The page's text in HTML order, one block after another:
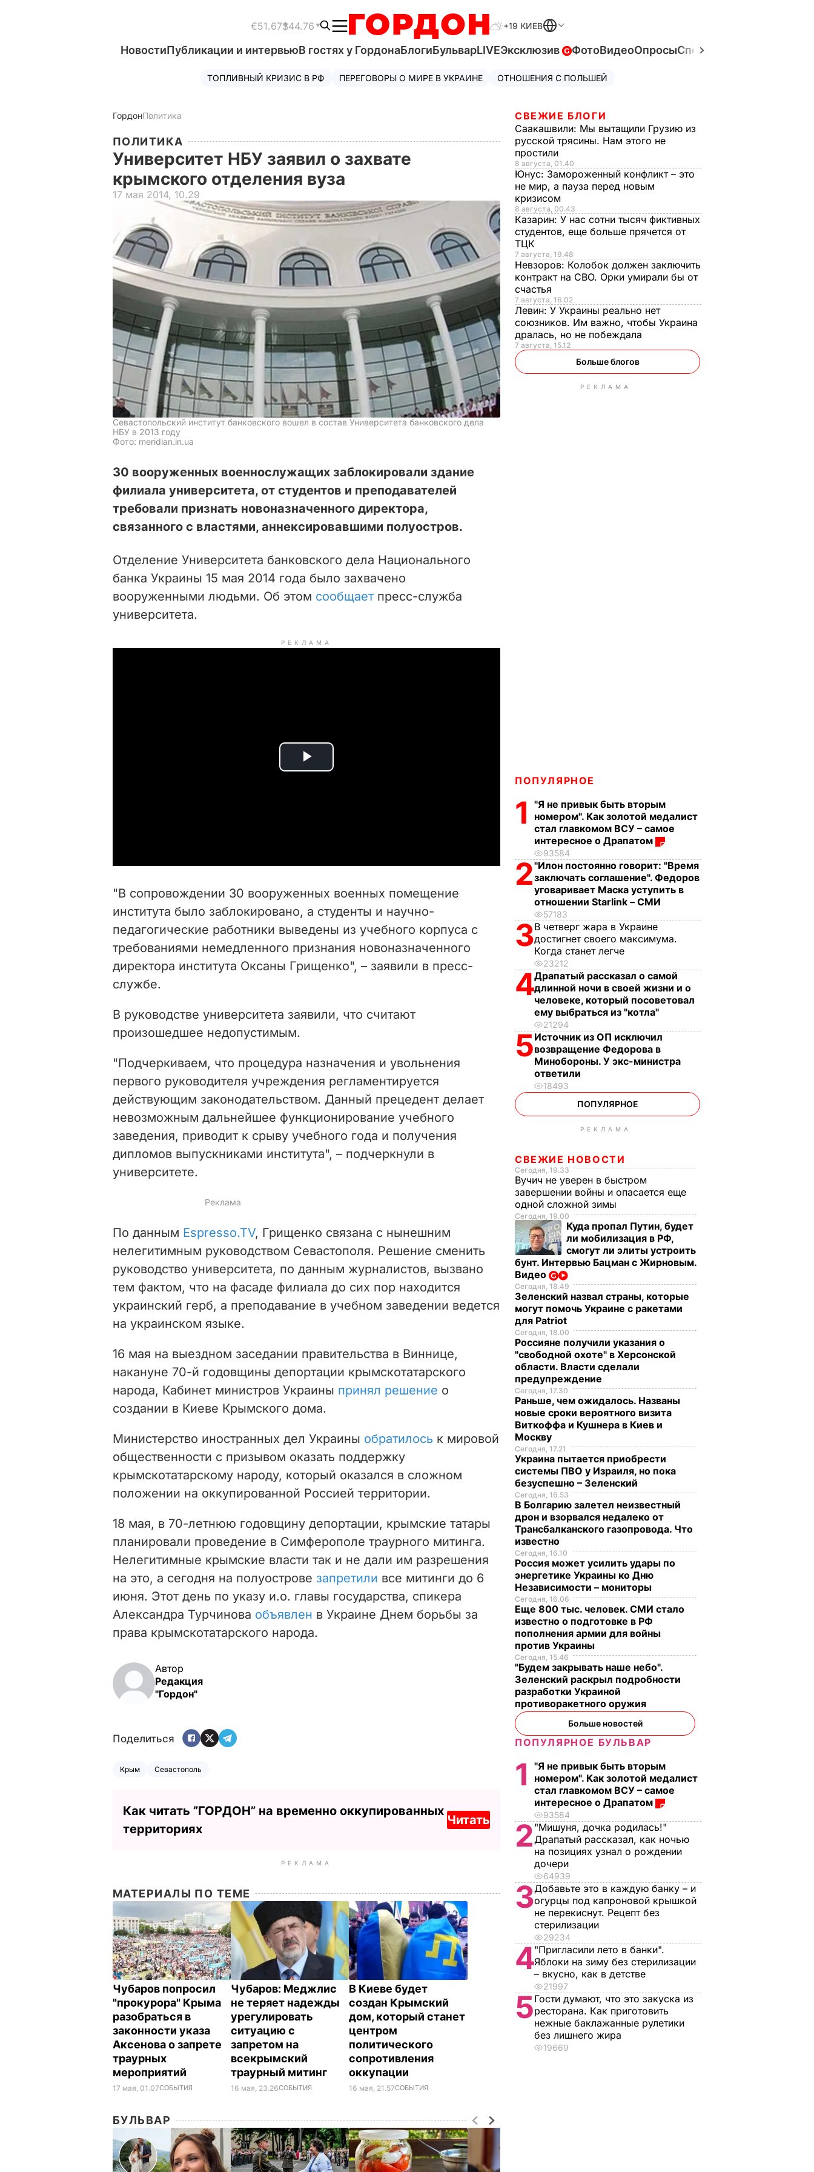
€51.67$44.76 +19 КИЕВ
НовостиПубликации и интервьюВ гостях у ГордонаБлогиБульварLIVEЭксклюзив ФотоВидеоОпросыСпецпроекты
ТОПЛИВНЫЙ КРИЗИС В РФ ПЕРЕГОВОРЫ О МИРЕ В УКРАИНЕ ОТНОШЕНИЯ С ПОЛЬШЕЙ
ГордонПолитика
ПОЛИТИКА
Университет НБУ заявил о захвате
крымского отделения вуза
17 мая 2014, 10.29
Севастопольский институт банковского вошел в состав Университета банковского дела
НБУ в 2013 году
Фото: meridian.in.ua
30 вооруженных военнослужащих заблокировали здание
филиала университета, от студентов и преподавателей
требовали признать новоназначенного директора,
связанного с властями, аннексировавшими полуостров.
Отделение Университета банковского дела Национального
банка Украины 15 мая 2014 года было захвачено
вооруженными людьми. Об этом сообщаетпресс-служба
университета.
РЕКЛАМА
P
i
d
e
"В сопровождении 30 вооруженных военных помещение
института было заблокировано, а студенты и научно-
педагогические работники выведены из учебного корпуса с
требованиями немедленного признания новоназначенного
директора института Оксаны Грищенко", – заявили в пресс-
службе.
В руководстве университета заявили, что считают
произошедшее недопустимым.
"Подчеркиваем, что процедура назначения и увольнения
первого руководителя учреждения регламентируется
действующим законодательством. Данный прецедент делает
невозможным дальнейшее функционирование учебного
заведения, приводит к срыву учебного года и получения
дипломов выпускниками института", – подчеркнули в
университете.
По данным Espresso.TV, Грищенко связана с нынешним
нелегитимным руководством Севастополя. Решение сменить
руководство университета, по данным журналистов, вызвано
тем фактом, что на фасаде филиала до сих пор находится
украинский герб, а преподавание в учебном заведении ведется
на украинском языке.
16 мая на выездном заседании правительства в Виннице,
накануне 70-й годовщины депортации крымскотатарского
народа, Кабинет министров Украины принял решение о
создании в Киеве Крымского дома.
Министерство иностранных дел Украины обратилось к мировой
общественности с призывом оказать поддержку
крымскотатарскому народу, который оказался в сложном
положении на оккупированной Россией территории.
18 мая, в 70-летнюю годовщину депортации, крымские татары
планировали проведение в Симферополе траурного митинга.
Нелегитимные крымские власти так и не дали им разрешения
на это, а сегодня на полуострове запретили все митинги до 6
июня. Этот день по указу и.о. главы государства, спикера
Александра Турчинова объявлен в Украине Днем борьбы за
права крымскотатарского народа.
Автор
Редакция
"Гордон"
Поделиться
Крым Севастополь
Как читать ”ГОРДОН” на временно оккупированных
территориях
Читать
РЕКЛАМА
МАТЕРИАЛЫ ПО ТЕМЕ
Чубаров попросил
"прокурора" Крыма
разобраться в
законности указа
Аксенова о запрете
траурных
мероприятий
17 мая, 01.07СОБЫТИЯ
Чубаров: Меджлис
не теряет надежды
урегулировать
ситуацию с
запретом на
всекрымский
траурный митинг
16 мая, 23.26СОБЫТИЯ
В Киеве будет
создан Крымский
дом, который станет
центром
политического
сопротивления
оккупации
16 мая, 21.57СОБЫТИЯ
БУЛЬВАР
СВЕЖИЕ БЛОГИ
Саакашвили: Мы вытащили Грузию из
русской трясины. Нам этого не
простили
8 августа, 01.40
Юнус: Замороженный конфликт – это
не мир, а пауза перед новым
кризисом
8 августа, 00.43
Казарин: У нас сотни тысяч фиктивных
студентов, еще больше прячется от
ТЦК
7 августа, 19.48
Невзоров: Колобок должен заключить
контракт на СВО. Орки умирали бы от
счастья
7 августа, 16.02
Левин: У Украины реально нет
союзников. Им важно, чтобы Украина
дралась, но не побеждала
7 августа, 15.12
Больше блогов
РЕКЛАМА
ПОПУЛЯРНОЕ
1
"Я не привык быть вторым
номером". Как золотой медалист
стал главкомом ВСУ – самое
интересное о Драпатом
93584
2"Илон постоянно говорит: "Время
заключать соглашение". Федоров
уговаривает Маска уступить в
отношении Starlink – СМИ
57183
3В четверг жара в Украине
достигнет своего максимума.
Когда станет легче
23212
4Драпатый рассказал о самой
длинной ночи в своей жизни и о
человеке, который посоветовал
ему выбраться из "котла"
21294
5Источник из ОП исключил
возвращение Федорова в
Минобороны. У экс-министра
ответили
18493
ПОПУЛЯРНОЕ
РЕКЛАМА
СВЕЖИЕ НОВОСТИ
Сегодня, 19.33
Вучич не уверен в быстром
завершении войны и опасается еще
одной сложной зимы
Сегодня, 19.00
Куда пропал Путин, будет
ли мобилизация в РФ,
смогут ли элиты устроить
бунт. Интервью Бацман с Жирновым.
Видео
Сегодня, 18.49
Зеленский назвал страны, которые
могут помочь Украине с ракетами
для Patriot
Сегодня, 18.00
Россияне получили указания о
"свободной охоте" в Херсонской
области. Власти сделали
предупреждение
Сегодня, 17.30
Раньше, чем ожидалось. Названы
новые сроки вероятного визита
Виткоффа и Кушнера в Киев и
Москву
Сегодня, 17.21
Украина пытается приобрести
системы ПВО у Израиля, но пока
безуспешно – Зеленский
Сегодня, 16.53
В Болгарию залетел неизвестный
дрон и взорвался недалеко от
Трансбалканского газопровода. Что
известно
Сегодня, 16.10
Россия может усилить удары по
энергетике Украины ко Дню
Независимости – мониторы
Сегодня, 16.06
Еще 800 тыс. человек. СМИ стало
известно о подготовке в РФ
пополнения армии для войны
против Украины
Сегодня, 15.46
"Будем закрывать наше небо".
Зеленский раскрыл подробности
разработки Украиной
противоракетного оружия
Больше новостей
ПОПУЛЯРНОЕ БУЛЬВАР
1
"Я не привык быть вторым
номером". Как золотой медалист
стал главкомом ВСУ – самое
интересное о Драпатом
93584
2 "Мишуня, дочка родилась!"
Драпатый рассказал, как ночью
на позициях узнал о рождении
дочери
64939
3Добавьте это в каждую банку – и
огурцы под капроновой крышкой
не перекиснут. Рецепт без
стерилизации
29234
4"Пригласили лето в банки".
Яблоки на зиму без стерилизации
– вкусно, как в детстве
21997
5Гости думают, что это закуска из
ресторана. Как приготовить
нежные баклажанные рулетики
без лишнего жира
19669